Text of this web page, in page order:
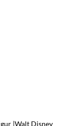
|Walt Disney